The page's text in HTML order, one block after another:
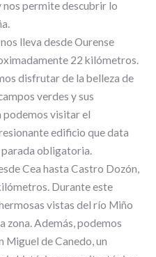
nos permite descubrir lo
lleva desde Ourense
22 kilómetros.
disfrutar de la belleza de
verdes y sus
podemos visitar el
edificio que data
parada obligatoria.
Cea hasta Castro Dozón,
Durante este
vistas del río Miño
zona. Además, podemos
Miguel de Canedo, un